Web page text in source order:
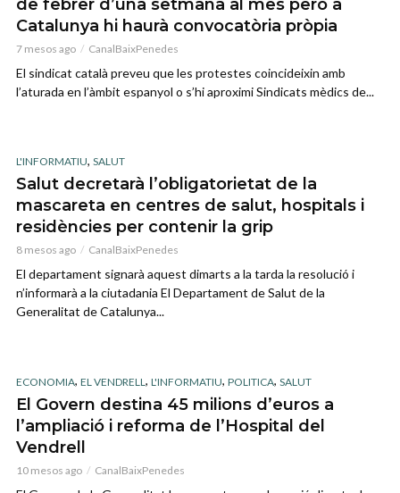
de febrer d’una setmana al mes però a
Catalunya hi haurà convocatòria pròpia
7 mesos ago CanalBaixPenedes
El sindicat català preveu que les protestes coincideixin amb
l’aturada en l’àmbit espanyol o s’hi aproximi Sindicats mèdics de...
L'INFORMATIU, SALUT
Salut decretarà l’obligatorietat de la
mascareta en centres de salut, hospitals i
residències per contenir la grip
8 mesos ago CanalBaixPenedes
El departament signarà aquest dimarts a la tarda la resolució i
n’informarà a la ciutadania El Departament de Salut de la
Generalitat de Catalunya...
ECONOMIA, EL VENDRELL , L'INFORMATIU, POLITICA, SALUT
El Govern destina 45 milions d’euros a
l’ampliació i reforma de l’Hospital del
Vendrell
10 mesos ago CanalBaixPenedes